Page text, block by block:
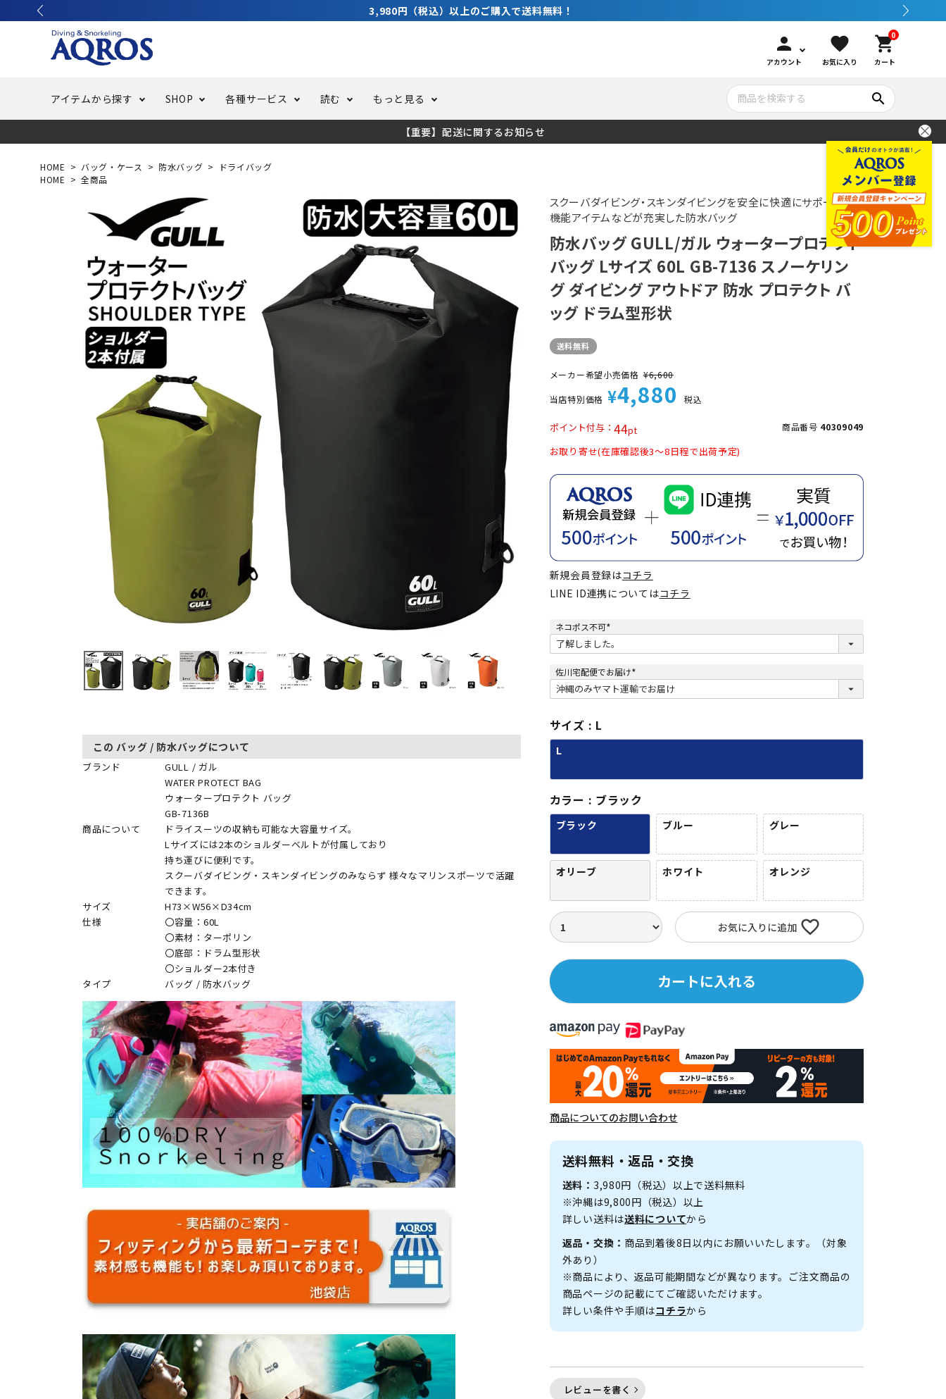
3,980円（税込）以上のご購入で送料無料！
person
アカウント
favorite
お気に入り
0
shopping_cart
カート
アイテムから探す
フリースタイルダイビング スキューバダイビング 水中ライト・ビデオライト 水中カメラ機材
バッグ・ケース ウエイト・ウエイトベルト アクセサリー メンテナンサービス・交換用パーツ
スピア・銛（モリ） スイミング アウトドア
SALE
SHOP 各種サービス 読む
ちょい足しカスタム 今コレ愛用してます！ ブランド紹介
もっと見る
LINE ID連携でお買い物が便利に メルマガ登録 海の遊びをもっと知る コンセプト
search
【重要】配送に関するお知らせ
HOME バッグ・ケース 防水バッグ
ドライバッグ
HOME
全商品
この バッグ / 防水バッグについて
ブランド
GULL / ガル
WATER PROTECT BAG
ウォータープロテクト バッグ
GB-7136B
商品について
ドライスーツの収納も可能な大容量サイズ。
Lサイズには2本のショルダーベルトが付属しており
持ち運びに便利です。
スクーバダイビング・スキンダイビングのみならず 様々なマリンスポーツで活躍
できます。
サイズ
H73×W56×D34cm
仕様
〇容量：60L
〇素材：ターポリン
〇底部：ドラム型形状
〇ショルダー2本付き
タイプ
バッグ / 防水バッグ
スクーバダイビング・スキンダイビングを安全に快適にサポートする
機能アイテムなどが充実した防水バッグ
防水バッグ GULL/ガル ウォータープロテクト
バッグ Lサイズ 60L GB-7136 スノーケリン
グ ダイビング アウトドア 防水 プロテクト バ
ッグ ドラム型形状
送料無料
メーカー希望小売価格 ¥6,600
当店特別価格 ¥4,880 税込
44
ポイント付与 商品番号 40309049
お取り寄せ(在庫確認後3～8日程で出荷予定)
新規会員登録はコチラ
LINE ID連携についてはコチラ
ネコポス不可
(
必
須
佐川宅配便でお届け
(
必
須
サイズ L
L
カラー ブラック
ブラック ブルー グレー
オリーブ ホワイト オレンジ
お気に入りに追加
カートに入れる
商品についてのお問い合わせ
送料無料・返品・交換
送料： 3,980円（税込）以上で送料無料
※沖縄は9,800円（税込）以上
詳しい送料は送料についてから
返品・交換： 商品到着後8日以内にお願いいたします。（対象
外あり）
※商品により、返品可能期間などが異なります。ご注文商品の
商品ページの記載にてご確認いただけます。
詳しい条件や手順はコチラから
レビューを書く